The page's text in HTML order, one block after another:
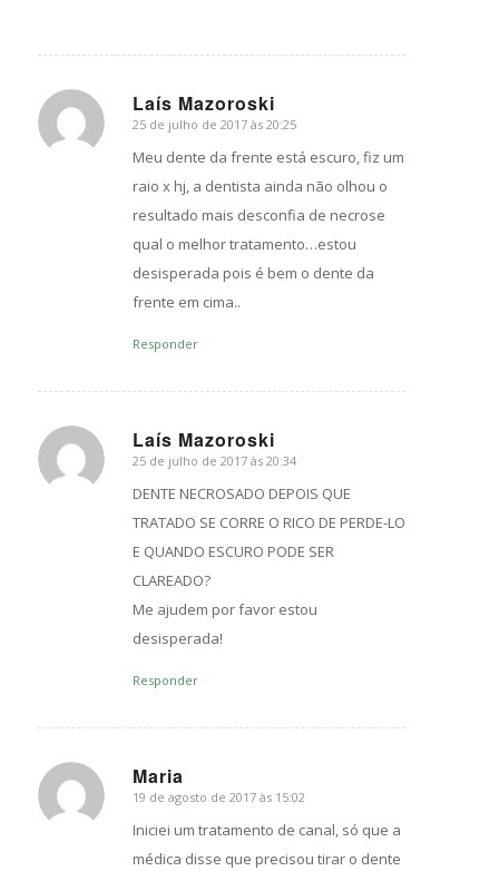
Laís Mazoroski
s
ays:
25 de julho de 2017 às 20:25
Meu dente da frente está escuro, fiz um
raio x hj, a dentista ainda não olhou o
resultado mais desconfia de necrose
qual o melhor tratamento…estou
desisperada pois é bem o dente da
frente em cima..
Responder
Laís Mazoroski
s
ays:
25 de julho de 2017 às 20:34
DENTE NECROSADO DEPOIS QUE
TRATADO SE CORRE O RICO DE PERDE-LO
E QUANDO ESCURO PODE SER
CLAREADO?
Me ajudem por favor estou
desisperada!
Responder
Maria
s
19 de agosto de 2017 às 15:02
Iniciei um tratamento de canal, só que a
médica disse que precisou tirar o dente